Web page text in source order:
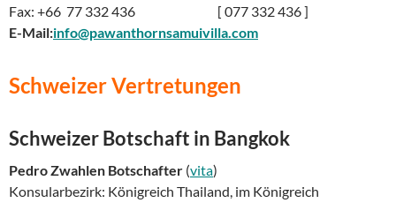
Fax: +66 77 332 436 [ 077 332 436 ]
E-Mail:info@pawanthornsamuivilla.com
Schweizer Vertretungen
Schweizer Botschaft in Bangkok
Pedro Zwahlen Botschafter (vita)
Konsularbezirk: Königreich Thailand, im Königreich